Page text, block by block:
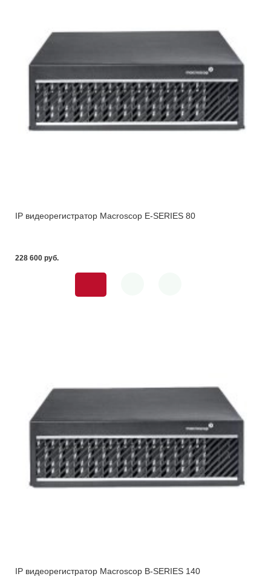
IP видеорегистратор Macroscop E-SERIES 80
228 600 pуб.
IP видеорегистратор Macroscop B-SERIES 140